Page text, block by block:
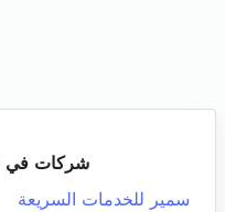
شركات في
سمير للخدمات السريعة